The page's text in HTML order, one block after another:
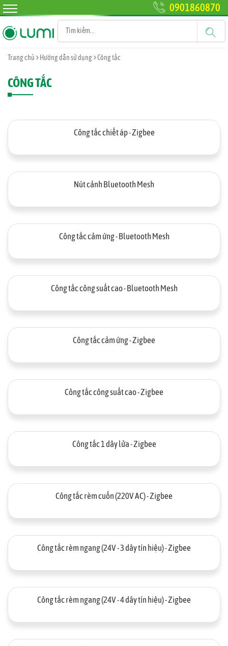
0901860870
Trang chủ Hướng dẫn sử dụng Công tắc
CÔNG TẮC
Công tắc chiết áp - Zigbee
Nút cảnh Bluetooth Mesh
Công tắc cảm ứng - Bluetooth Mesh
Công tắc công suất cao - Bluetooth Mesh
Công tắc cảm ứng - Zigbee
Công tắc công suất cao - Zigbee
Công tắc 1 dây lửa - Zigbee
Công tắc rèm cuốn (220V AC) - Zigbee
Công tắc rèm ngang (24V - 3 dây tín hiệu) - Zigbee
Công tắc rèm ngang (24V - 4 dây tín hiệu) - Zigbee